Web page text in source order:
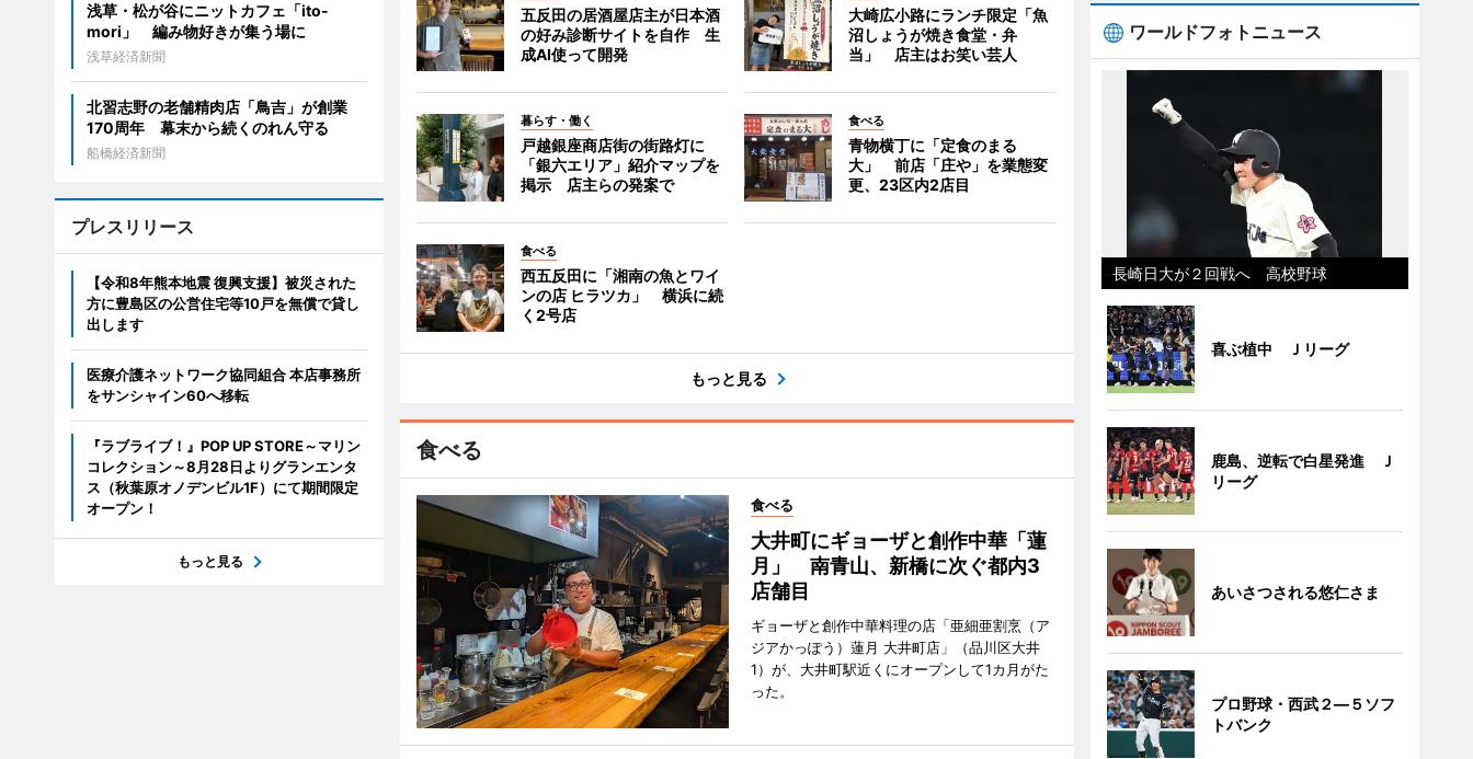
五反田の居酒屋店主が日本酒
の好み診断サイトを自作 生
成AI使って開発
大崎広小路にランチ限定「魚
沼しょうが焼き食堂・弁
当」 店主はお笑い芸人
暮らす・働く
戸越銀座商店街の街路灯に
「銀六エリア」紹介マップを
掲示 店主らの発案で
食べる
青物横丁に「定食のまる
大」 前店「庄や」を業態変
更、23区内2店目
食べる
西五反田に「湘南の魚とワイ
ンの店 ヒラツカ」 横浜に続
く2号店
もっと見る
食べる
食べる
大井町にギョーザと創作中華「蓮
月」 南青山、新橋に次ぐ都内3
店舗目
ギョーザと創作中華料理の店「亜細亜割烹（ア
ジアかっぽう）蓮月 大井町店」（品川区大井
1）が、大井町駅近くにオープンして1カ月がた
った。
浅草・松が谷にニットカフェ「ito-
mori」 編み物好きが集う場に
浅草経済新聞
北習志野の老舗精肉店「鳥吉」が創業
170周年 幕末から続くのれん守る
船橋経済新聞
プレスリリース
【令和8年熊本地震 復興支援】被災された
方に豊島区の公営住宅等10戸を無償で貸し
出します
医療介護ネットワーク協同組合 本店事務所
をサンシャイン60へ移転
『ラブライブ！』POP UP STORE～マリン
コレクション～8月28日よりグランエンタ
ス（秋葉原オノデンビル1F）にて期間限定
オープン！
もっと見る
ワールドフォトニュース
長崎日大が２回戦へ 高校野球
喜ぶ植中 Ｊリーグ
鹿島、逆転で白星発進 Ｊ
リーグ
あいさつされる悠仁さま
プロ野球・西武２―５ソフ
トバンク